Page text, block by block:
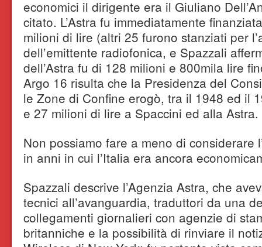
economici il dirigente era il Giuliano
citato. L’Astra fu immediatamente
milioni di lire (altri 25 furono stanziati per
dell’emittente radiofonica, e Spazzali
dell’Astra fu di 128 milioni e 800mila lire
Argo 16 risulta che la Presidenza del
le Zone di Confine erogò, tra il 1948 ed il
e 27 milioni di lire a Spaccini ed alla Astra.
Non possiamo fare a meno di considerare
in anni in cui l’Italia era ancora
Spazzali descrive l’Agenzia Astra, che
tecnici all’avanguardia, traduttori da una
collegamenti giornalieri con agenzie di
britanniche e la possibilità di rinviare il